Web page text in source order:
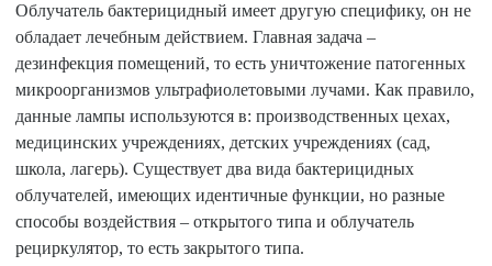
Облучатель бактерицидный имеет другую специфику, он не
обладает лечебным действием. Главная задача –
дезинфекция помещений, то есть уничтожение патогенных
микроорганизмов ультрафиолетовыми лучами. Как правило,
данные лампы используются в: производственных цехах,
медицинских учреждениях, детских учреждениях (сад,
школа, лагерь). Существует два вида бактерицидных
облучателей, имеющих идентичные функции, но разные
способы воздействия – открытого типа и облучатель
рециркулятор, то есть закрытого типа.